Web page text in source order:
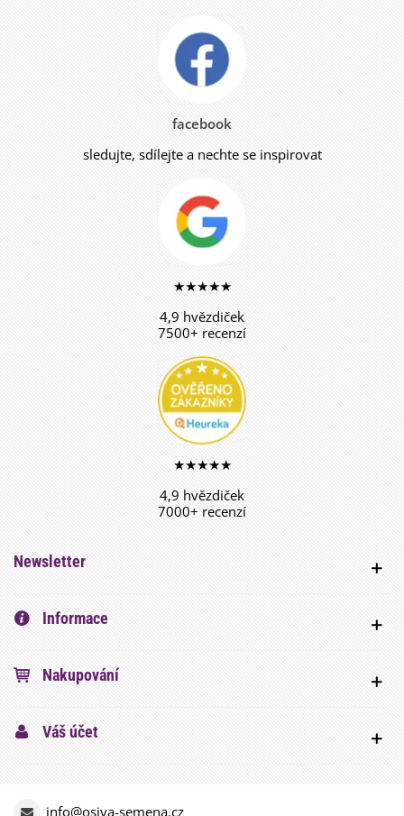
facebook
sledujte, sdílejte a nechte se inspirovat
★★★★★
4,9 hvězdiček
7500+ recenzí
★★★★★
4,9 hvězdiček
7000+ recenzí
Newsletter
Informace
Nakupování
Váš účet
info@osiva-semena.cz